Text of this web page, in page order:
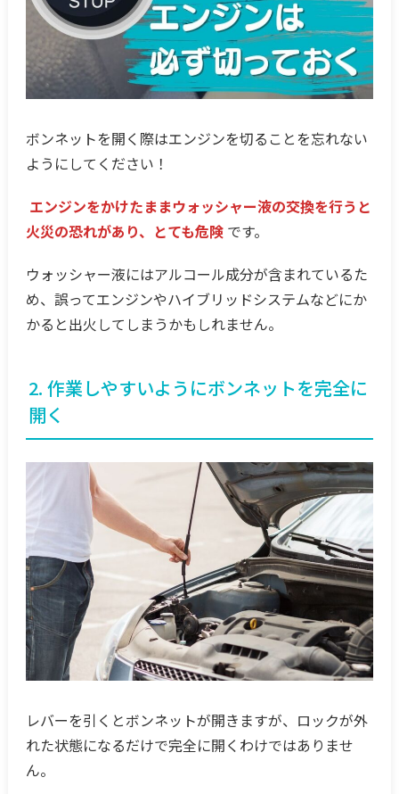
ボンネットを開く際はエンジンを切ることを忘れない
ようにしてください！
エンジンをかけたままウォッシャー液の交換を行うと
火災の恐れがあり、とても危険 です。
ウォッシャー液にはアルコール成分が含まれているた
め、誤ってエンジンやハイブリッドシステムなどにか
かると出火してしまうかもしれません。
2. 作業しやすいようにボンネットを完全に
開く
レバーを引くとボンネットが開きますが、ロックが外
れた状態になるだけで完全に開くわけではありませ
ん。